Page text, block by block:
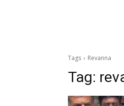
Tags Revanna
Tag: